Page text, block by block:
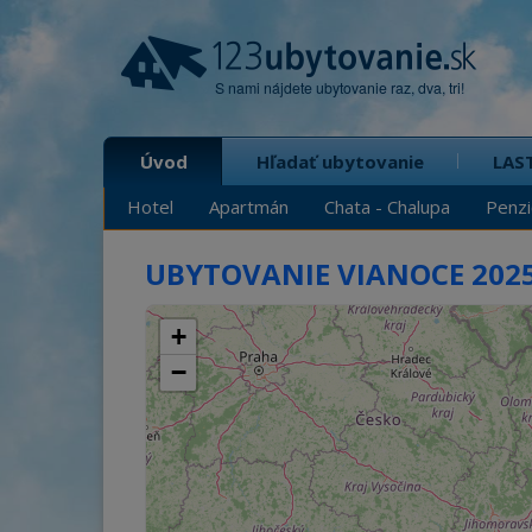
S nami nájdete ubytovanie raz, dva, tri!
Úvod
Hotel
Apartmán Chata - Chalupa
Hľadať ubytovanie
Lacné
S deťmi Pre páry Na samote
UBYTOVANIE VIANOCE
+
−